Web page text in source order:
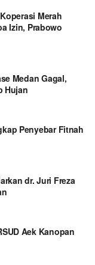
Merah
Izin, Prabowo
Medan Gagal,
Hujan
Penyebar Fitnah
dr. Juri Freza
Aek Kanopan